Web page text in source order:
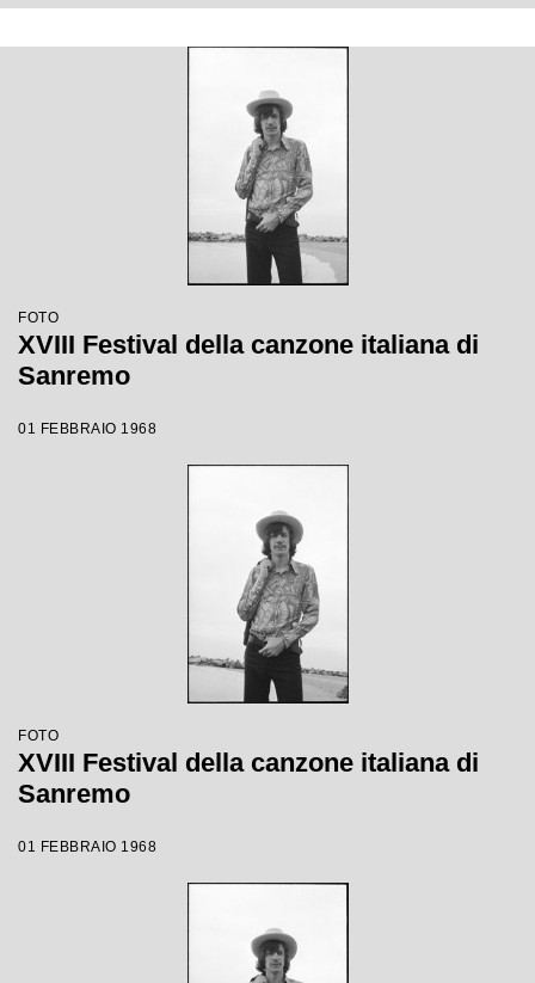
FOTO
XVIII Festival della canzone italiana di
Sanremo
01 FEBBRAIO 1968
FOTO
XVIII Festival della canzone italiana di
Sanremo
01 FEBBRAIO 1968